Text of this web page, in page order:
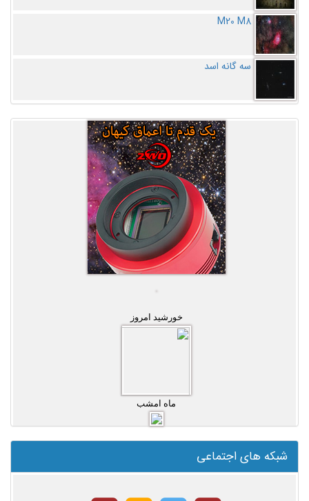
M20 M8
سه گانه اسد
خورشید امروز
ماه امشب
شبکه های اجتماعی